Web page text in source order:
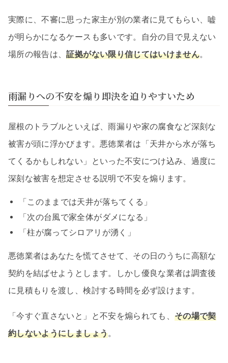
実際に、不審に思った家主が別の業者に見てもらい、嘘
が明らかになるケースも多いです。自分の目で見えない
場所の報告は、証拠がない限り信じてはいけません。
雨漏りへの不安を煽り即決を迫りやすいため
屋根のトラブルといえば、雨漏りや家の腐食など深刻な
被害が頭に浮かびます。悪徳業者は「天井から水が落ち
てくるかもしれない」といった不安につけ込み、過度に
深刻な被害を想定させる説明で不安を煽ります。
「このままでは天井が落ちてくる」
「次の台風で家全体がダメになる」
「柱が腐ってシロアリが湧く」
悪徳業者はあなたを慌てさせて、その日のうちに高額な
契約を結ばせようとします。しかし優良な業者は調査後
に見積もりを渡し、検討する時間を必ず設けます。
「今すぐ直さないと」と不安を煽られても、 その場で契
約しないようにしましょう。